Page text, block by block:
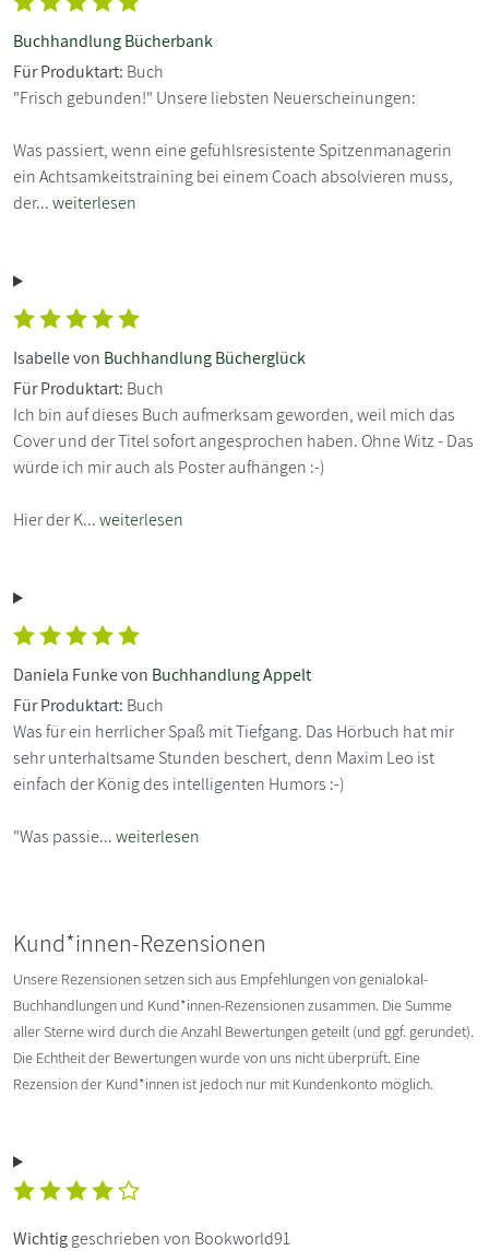
Buchhandlung Bücherbank
Für Produktart: Buch
"Frisch gebunden!" Unsere liebsten Neuerscheinungen:
Was passiert, wenn eine gefühlsresistente Spitzenmanagerin
ein Achtsamkeitstraining bei einem Coach absolvieren muss,
der...weiterlesen
Isabelle von Buchhandlung Bücherglück
Für Produktart: Buch
Ich bin auf dieses Buch aufmerksam geworden, weil mich das
Cover und der Titel sofort angesprochen haben. Ohne Witz - Das
würde ich mir auch als Poster aufhängen :-)
Hier der K...weiterlesen
Daniela Funke von Buchhandlung Appelt
Für Produktart: Buch
Was für ein herrlicher Spaß mit Tiefgang. Das Hörbuch hat mir
sehr unterhaltsame Stunden beschert, denn Maxim Leo ist
einfach der König des intelligenten Humors :-)
"Was passie...weiterlesen
Kund*innen-Rezensionen
Unsere Rezensionen setzen sich aus Empfehlungen von genialokal-
Buchhandlungen und Kund*innen-Rezensionen zusammen. Die Summe
aller Sterne wird durch die Anzahl Bewertungen geteilt (und ggf. gerundet).
Die Echtheit der Bewertungen wurde von uns nicht überprüft. Eine
Rezension der Kund*innen ist jedoch nur mit Kundenkonto möglich.
Wichtiggeschrieben von Bookworld91